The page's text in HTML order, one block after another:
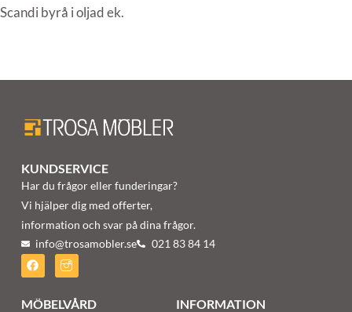
Scandi byrå i oljad ek.
KUNDSERVICE
Har du frågor eller funderingar?
Vi hjälper dig med offerter,
information och svar på dina frågor.
info@trosamobler.se 021 83 84 14
MÖBELVÅRD INFORMATION